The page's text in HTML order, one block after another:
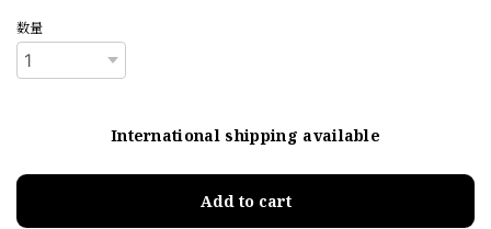
数量
International shipping available
Add to cart